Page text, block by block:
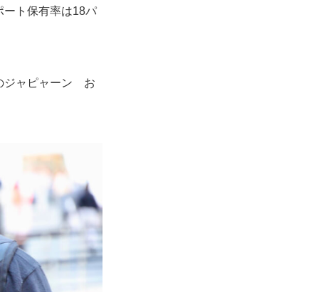
ート保有率は18パ
ジャピャーン お